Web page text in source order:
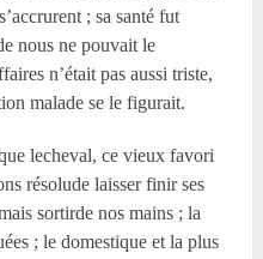
; sa santé fut
nous ne pouvait le
n’était pas aussi triste,
malade se le figurait.
lecheval, ce vieux favori
résolude laisser finir ses
sortirde nos mains ; la
; le domestique et la plus